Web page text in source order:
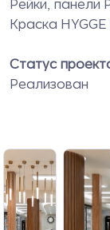
Рейки, панели
Краска HYGGE
Статус
Реализован